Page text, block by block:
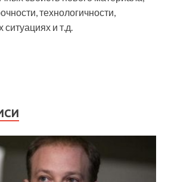
технологичности,
и т.д.